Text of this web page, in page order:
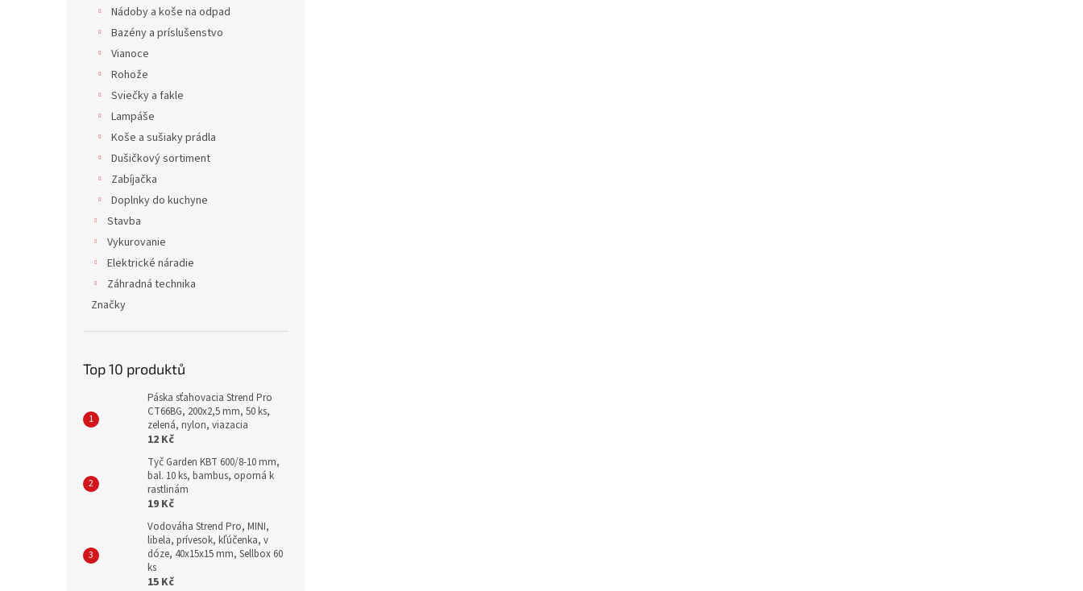
Nádoby a koše na odpad
Bazény a príslušenstvo
Vianoce
Rohože
Sviečky a fakle
Lampáše
Koše a sušiaky prádla
Dušičkový sortiment
Zabíjačka
Doplnky do kuchyne
Stavba
Vykurovanie
Elektrické náradie
Záhradná technika
Značky
Top 10 produktů
Páska sťahovacia Strend Pro
CT66BG, 200x2,5 mm, 50 ks,
zelená, nylon, viazacia
12 Kč
Tyč Garden KBT 600/8-10 mm,
bal. 10 ks, bambus, oporná k
rastlinám
19 Kč
Vodováha Strend Pro, MINI,
libela, prívesok, kľúčenka, v
dóze, 40x15x15 mm, Sellbox 60
ks
15 Kč